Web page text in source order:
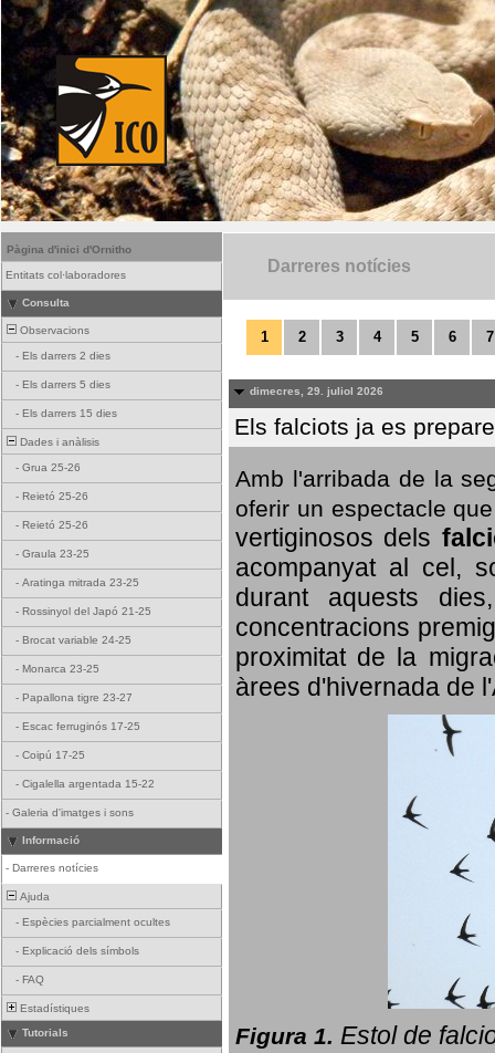
Pàgina d'inici d'Ornitho
Entitats col·laboradores
Consulta
Observacions
- Els darrers 2 dies
- Els darrers 5 dies
- Els darrers 15 dies
Dades i anàlisis
- Grua 25-26
- Reietó 25-26
- Reietó 25-26
- Graula 23-25
- Aratinga mitrada 23-25
- Rossinyol del Japó 21-25
- Brocat variable 24-25
- Monarca 23-25
- Papallona tigre 23-27
- Escac ferruginós 17-25
- Coipú 17-25
- Cigalella argentada 15-22
- Galeria d'imatges i sons
Informació
- Darreres notícies
Ajuda
- Espècies parcialment ocultes
- Explicació dels símbols
- FAQ
Estadístiques
Tutorials
Darreres notícies
1 2 3 4 5 6 7
dimecres, 29. juliol 2026
Els falciots ja es
Amb l'arribada de la
oferir un espectacle
vertiginosos dels
acompanyat al cel,
durant aquests
concentracions
proximitat de la
àrees d'hivernada de
Figura 1. Estol de